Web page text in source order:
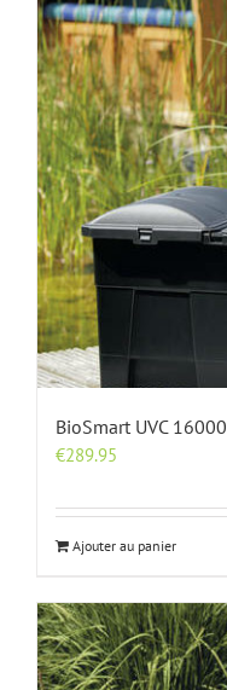
BioSmart UVC 16000
€289.95
Ajouter au panier